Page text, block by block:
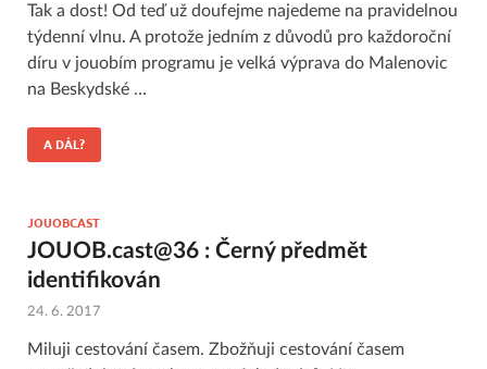
Tak a dost! Od teď už doufejme najedeme na pravidelnou
týdenní vlnu. A protože jedním z důvodů pro každoroční
díru v jouobím programu je velká výprava do Malenovic
na Beskydské …
A DÁL?
JOUOBCAST
JOUOB.cast@36 : Černý předmět
identifikován
24. 6. 2017
Miluji cestování časem. Zbožňuji cestování časem